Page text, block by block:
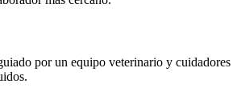
por un equipo veterinario y cuidadores